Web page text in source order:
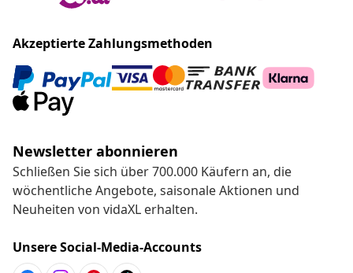
Akzeptierte Zahlungsmethoden
Newsletter abonnieren
Schließen Sie sich über 700.000 Käufern an, die
wöchentliche Angebote, saisonale Aktionen und
Neuheiten von vidaXL erhalten.
Unsere Social-Media-Accounts